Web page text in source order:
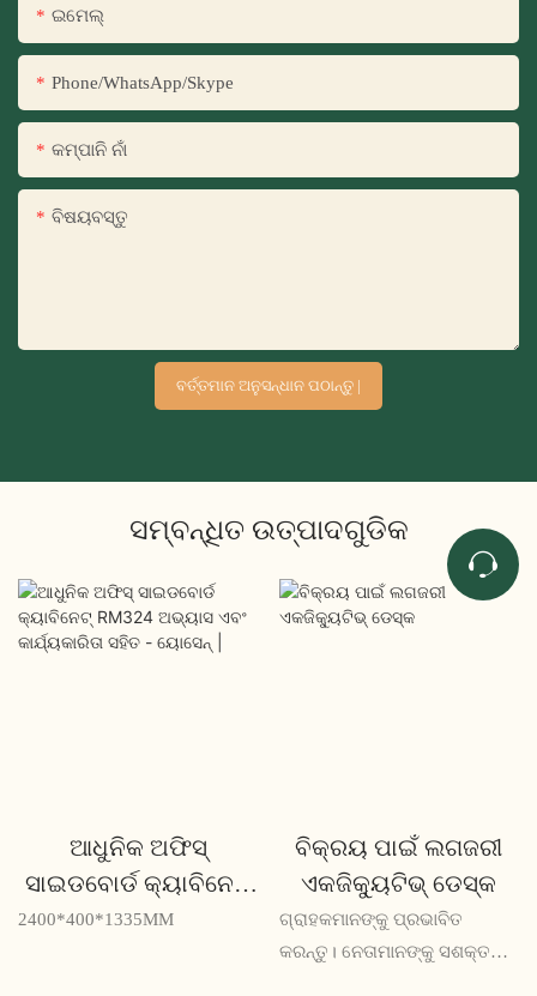
ଇମେଲ୍
Phone/WhatsApp/Skype
କମ୍ପାନି ନାଁ
ବିଷୟବସ୍ତୁ
ବର୍ତ୍ତମାନ ଅନୁସନ୍ଧାନ ପଠାନ୍ତୁ |
ସମ୍ବନ୍ଧିତ ଉତ୍ପାଦଗୁଡିକ
ଆଧୁନିକ ଅଫିସ୍
ସାଇଡବୋର୍ଡ କ୍ୟାବିନେଟ୍
RM324 ଅଭ୍ୟାସ ଏବଂ
2400*400*1335MM
ବିକ୍ରୟ ପାଇଁ ଲଗଜରୀ
ଏକଜିକ୍ୟୁଟିଭ୍ ଡେସ୍କ
ଗ୍ରାହକମାନଙ୍କୁ ପ୍ରଭାବିତ
କରନ୍ତୁ। ନେତାମାନଙ୍କୁ ସଶକ୍ତ